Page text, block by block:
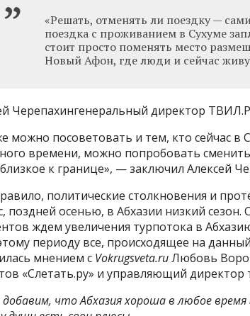
«Решать, отменять ли поездку —
поездка с проживанием в Сухуме
стоит просто поменять место
Новый Афон, где люди и сейчас
Черепахингенеральный директор
можно посоветовать и тем, кто сейчас в
времени, можно попробовать
к границе», — заключил Алексей
политические столкновения и
поздней осенью, в Абхазии низкий
ждем увеличения турпотока в
периоду все, происходящее на
мнением с Vokrugsveta.ruЛюбовь
«Слетать.ру» и управляющий директор
что Абхазия хороша в любое время